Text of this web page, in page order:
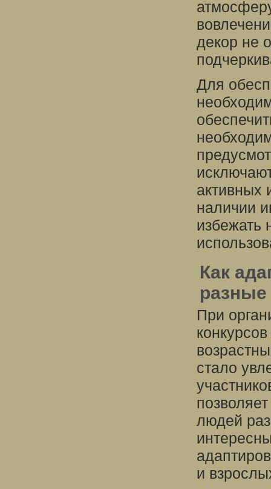
декор не
Для
активных
наличии
избежать
Как
При
стало
людей
и